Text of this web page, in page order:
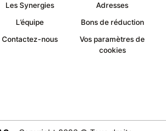
Les Synergies
L’équipe
Contactez-nous
Adresses
Bons de réduction
Vos paramètres de
cookies